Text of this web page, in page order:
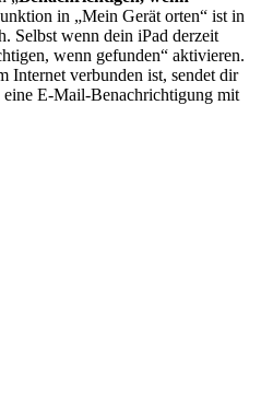
in „Mein Gerät orten“ ist in
Selbst wenn dein iPad derzeit
wenn gefunden“ aktivieren.
Internet verbunden ist, sendet dir
eine E-Mail-Benachrichtigung mit